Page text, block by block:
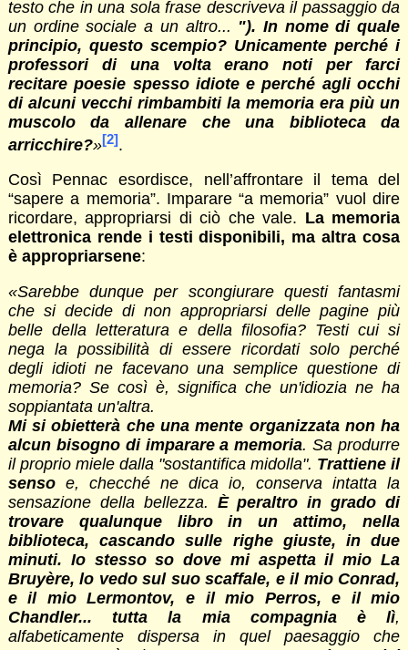
testo che in una sola frase descriveva il passaggio da
un ordine sociale a un altro... "). In nome di quale
principio, questo scempio? Unicamente perché i
professori di una volta erano noti per farci
recitare poesie spesso idiote e perché agli occhi
di alcuni vecchi rimbambiti la memoria era più un
muscolo da allenare che una biblioteca da
arricchire?»[2].
Così Pennac esordisce, nell’affrontare il tema del
“sapere a memoria”. Imparare “a memoria” vuol dire
ricordare, appropriarsi di ciò che vale. La memoria
elettronica rende i testi disponibili, ma altra cosa
è appropriarsene:
«Sarebbe dunque per scongiurare questi fantasmi
che si decide di non appropriarsi delle pagine più
belle della letteratura e della filosofia? Testi cui si
nega la possibilità di essere ricordati solo perché
degli idioti ne facevano una semplice questione di
memoria? Se così è, significa che un'idiozia ne ha
soppiantata un'altra.
Mi si obietterà che una mente organizzata non ha
alcun bisogno di imparare a memoria. Sa produrre
il proprio miele dalla "sostantifica midolla". Trattiene il
sensoe, checché ne dica io, conserva intatta la
sensazione della bellezza. È peraltro in grado di
trovare qualunque libro in un attimo, nella
biblioteca, cascando sulle righe giuste, in due
minuti. Io stesso so dove mi aspetta il mio La
Bruyère, lo vedo sul suo scaffale, e il mio Conrad,
e il mio Lermontov, e il mio Perros, e il mio
Chandler... tutta la mia compagnia è lì,
alfabeticamente dispersa in quel paesaggio che